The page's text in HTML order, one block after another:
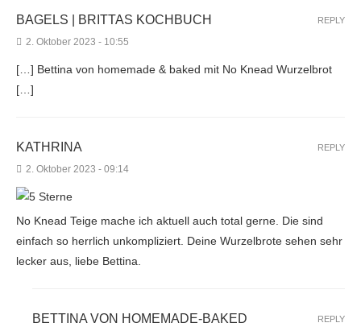
BAGELS | BRITTAS KOCHBUCH
2. Oktober 2023 - 10:55
[…] Bettina von homemade & baked mit No Knead Wurzelbrot
[…]
REPLY
KATHRINA
2. Oktober 2023 - 09:14
No Knead Teige mache ich aktuell auch total gerne. Die sind
einfach so herrlich unkompliziert. Deine Wurzelbrote sehen sehr
lecker aus, liebe Bettina.
REPLY
BETTINA VON HOMEMADE-BAKED REPLY